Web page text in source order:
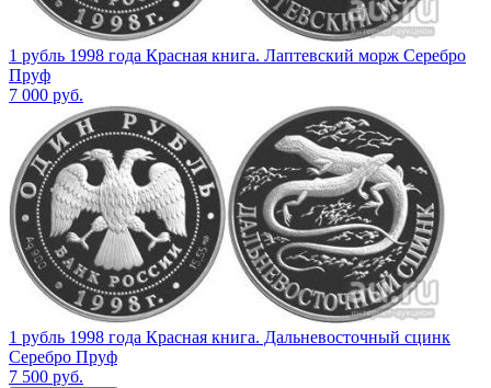
1 рубль 1998 года Красная книга. Лаптевский морж Серебро
Пруф
7 000 руб.
1 рубль 1998 года Красная книга. Дальневосточный сцинк
Серебро Пруф
7 500 руб.